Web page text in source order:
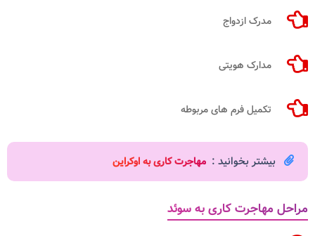
مدرک ازدواج
مدارک هویتی
تکمیل فرم ‌های مربوطه
بیشتر بخوانید : مهاجرت کاری به اوکراین
مراحل مهاجرت کاری به سوئد